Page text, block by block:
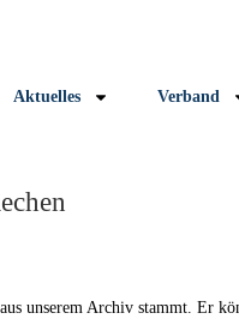
Aktuelles Verband
unserem Archiv stammt. Er